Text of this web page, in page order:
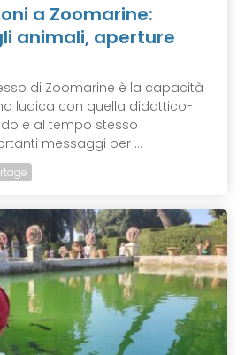
a Zoomarine:
animali, aperture
di Zoomarine è la capacità
ludica con quella didattico-
e al tempo stesso
messaggi per ...